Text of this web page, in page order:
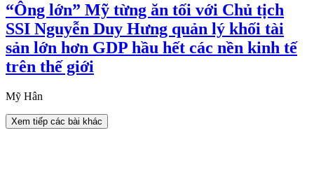
“Ông lớn” Mỹ từng ăn tối với Chủ tịch
SSI Nguyễn Duy Hưng quản lý khối tài
sản lớn hơn GDP hầu hết các nền kinh tế
trên thế giới
Mỹ Hân
Xem tiếp các bài khác